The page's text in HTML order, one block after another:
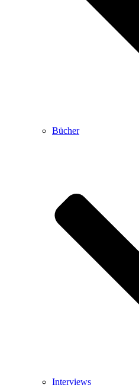
Bücher
Interviews